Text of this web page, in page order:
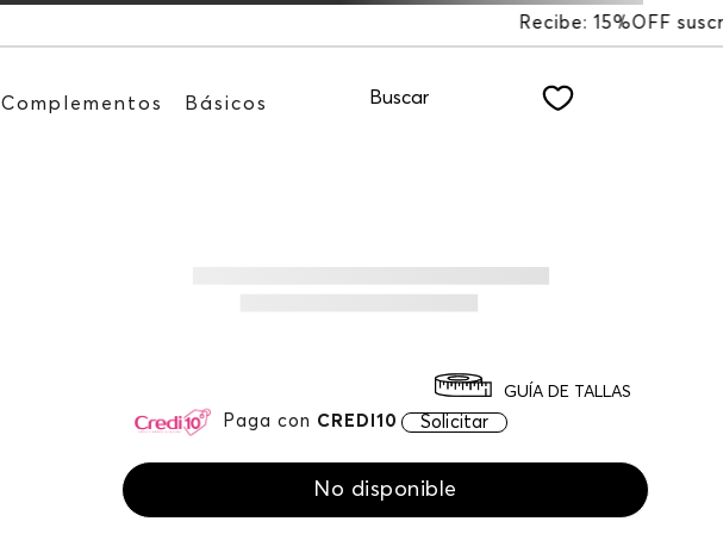
Recibe: 15%OFF suscribiéndote a nuestro NEWSLETTER
Complementos Básicos Buscar
Paga con CREDI10 Solicitar
GUÍA DE TALLAS
No disponible